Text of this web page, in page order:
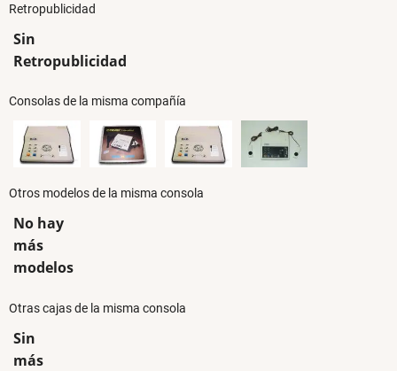
Retropublicidad
Sin
Retropublicidad
Consolas de la misma compañía
Otros modelos de la misma consola
No hay
más
modelos
Otras cajas de la misma consola
Sin
más